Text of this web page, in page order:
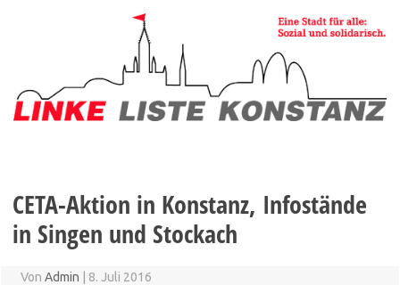
CETA-Aktion in Konstanz, Infostände
in Singen und Stockach
Von Admin 8. Juli 2016